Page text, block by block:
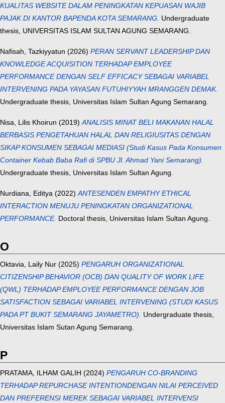
KUALITAS WEBSITE DALAM PENINGKATAN KEPUASAN WAJIB
PAJAK DI KANTOR BAPENDA KOTA SEMARANG. Undergraduate
thesis, UNIVERSITAS ISLAM SULTAN AGUNG SEMARANG.
Nafisah, Tazkiyyatun (2026) PERAN SERVANT LEADERSHIP DAN
KNOWLEDGE ACQUISITION TERHADAP EMPLOYEE
PERFORMANCE DENGAN SELF EFFICACY SEBAGAI VARIABEL
INTERVENING PADA YAYASAN FUTUHIYYAH MRANGGEN DEMAK.
Undergraduate thesis, Universitas Islam Sultan Agung Semarang.
Nisa, Lilis Khoirun (2019)ANALISIS MINAT BELI MAKANAN HALAL
BERBASIS PENGETAHUAN HALAL DAN RELIGIUSITAS DENGAN
SIKAP KONSUMEN SEBAGAI MEDIASI (Studi Kasus Pada Konsumen
Container Kebab Baba Rafi di SPBU Jl. Ahmad Yani Semarang).
Undergraduate thesis, Universitas Islam Sultan Agung.
Nurdiana, Editya (2022)ANTESENDEN EMPATHY ETHICAL
INTERACTION MENUJU PENINGKATAN ORGANIZATIONAL
PERFORMANCE. Doctoral thesis, Universitas Islam Sultan Agung.
O
Oktavia, Laily Nur (2025) PENGARUH ORGANIZATIONAL
CITIZENSHIP BEHAVIOR (OCB) DAN QUALITY OF WORK LIFE
(QWL) TERHADAP EMPLOYEE PERFORMANCE DENGAN JOB
SATISFACTION SEBAGAI VARIABEL INTERVENING (STUDI KASUS
PADA PT BUKIT SEMARANG JAYAMETRO). Undergraduate thesis,
Universitas Islam Sutan Agung Semarang.
P
PRATAMA, ILHAM GALIH (2024) PENGARUH CO-BRANDING
TERHADAP REPURCHASE INTENTIONDENGAN NILAI PERCEIVED
DAN PREFERENSI MEREK SEBAGAI VARIABEL INTERVENSI